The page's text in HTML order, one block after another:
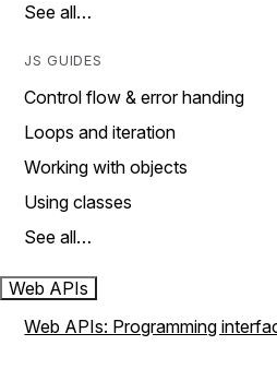
See all…
JS GUIDES
Control flow & error handing
Loops and iteration
Working with objects
Using classes
See all…
Web APIs
Web APIs: Programming